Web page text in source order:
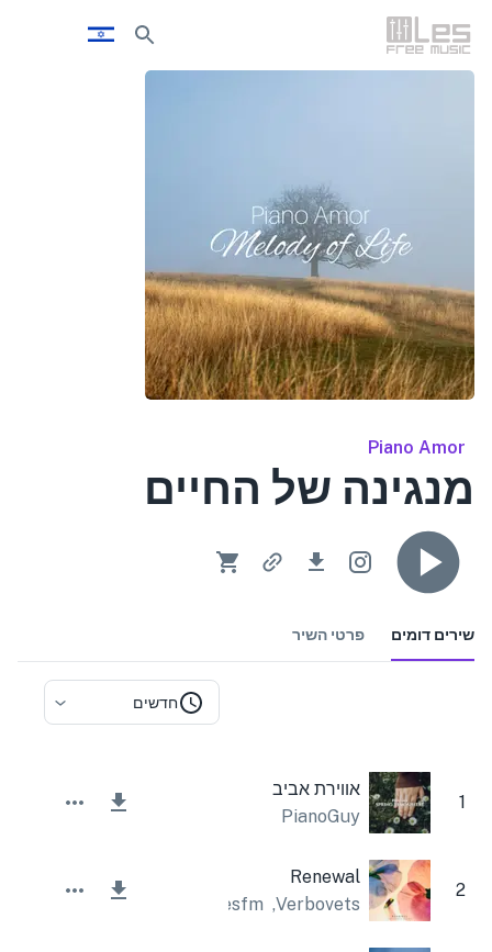
Piano Amor
מנגינה של החיים
שירים דומים פרטי השיר
חדשים
1
אווירת אביב
PianoGuy
2
Renewal
Verbovets
,
Lesfm